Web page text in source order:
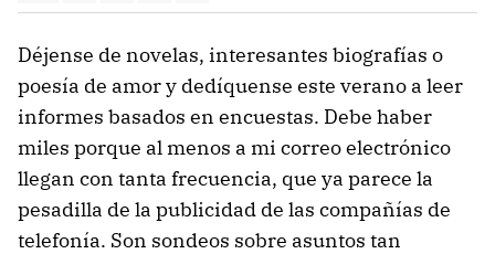
Déjense de novelas, interesantes biografías o
poesía de amor y dedíquense este verano a leer
informes basados en encuestas. Debe haber
miles porque al menos a mi correo electrónico
llegan con tanta frecuencia, que ya parece la
pesadilla de la publicidad de las compañías de
telefonía. Son sondeos sobre asuntos tan